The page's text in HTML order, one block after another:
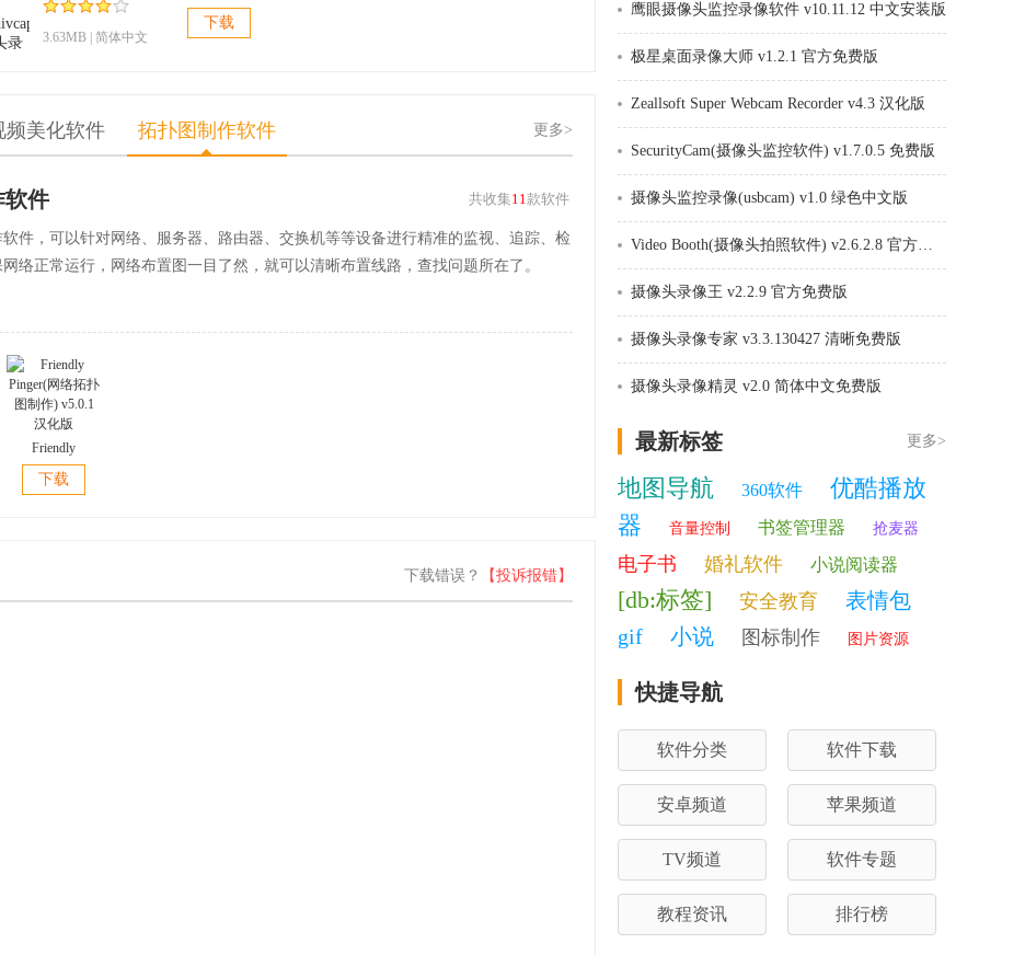
3.63MB | 简体中文
下载
频美化软件 拓扑图制作软件 更多>
共收集11款软件
软件
软件，可以针对网络、服务器、路由器、交换机等等设备进行精准的监视、追踪、检
络正常运行，网络布置图一目了然，就可以清晰布置线路，查找问题所在了。
Friendly
Pinger(网络拓扑
图制作) v5.0.1
下载
下载错误？ 【投诉报错】
鹰眼摄像头监控录像软件 v10.11.12 中文安装版
极星桌面录像大师 v1.2.1 官方免费版
Zeallsoft Super Webcam Recorder v4.3 汉化版
SecurityCam(摄像头监控软件) v1.7.0.5 免费版
摄像头监控录像(usbcam) v1.0 绿色中文版
Video Booth(摄像头拍照软件) v2.6.2.8 官方免费版
摄像头录像王 v2.2.9 官方免费版
摄像头录像专家 v3.3.130427 清晰免费版
摄像头录像精灵 v2.0 简体中文免费版
最新标签 更多>
地图导航 360软件
优酷播放
器
音量控制 书签管理器 抢麦器
电子书 婚礼软件 小说阅读器
[db:标签] 安全教育
表情包
gif
小说 图标制作 图片资源
快捷导航
软件分类 软件下载
安卓频道 苹果频道
TV频道 软件专题
教程资讯 排行榜